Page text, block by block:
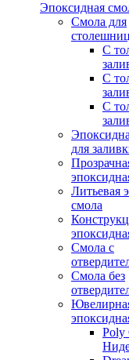
Эпоксидная
Смола для
столешниц
С
С
С
для
Литьевая
смола
Смола с
Смола без
Poly